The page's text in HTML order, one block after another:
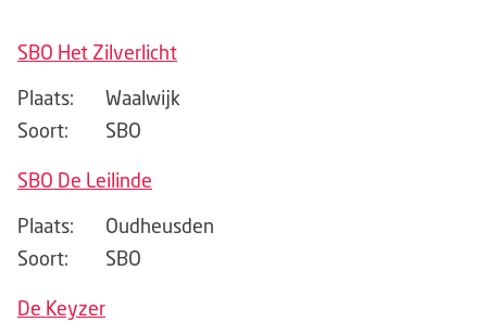
SBO Het Zilverlicht
Plaats:
Waalwijk
Soort:
SBO
SBO De Leilinde
Plaats:
Oudheusden
Soort:
SBO
De Keyzer